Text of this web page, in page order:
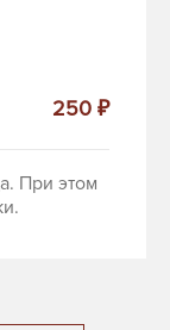
250 ₽
При этом